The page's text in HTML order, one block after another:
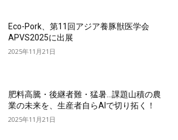
Eco-Pork、第11回アジア養豚獣医学会
APVS2025に出展
2025年11月21日
肥料高騰・後継者難・猛暑…課題山積の農
業の未来を、生産者自らAIで切り拓く！
2025年11月21日